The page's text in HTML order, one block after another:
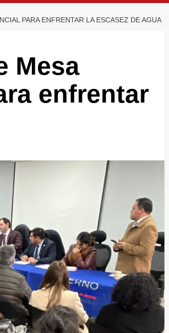
PARA ENFRENTAR LA ESCASEZ DE AGUA
Mesa
enfrentar